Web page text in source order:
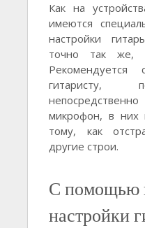
Как на
имеются
настройки
точно так же,
гитаристу,
микрофон, в них
тому, как
другие строи.
С помощью
настройки